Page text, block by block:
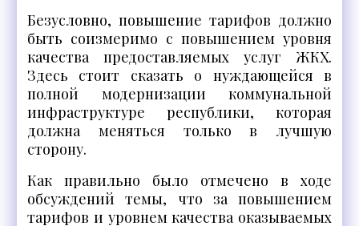
Безусловно, повышение тарифов должно
быть соизмеримо с повышением уровня
качества предоставляемых услуг ЖКХ.
Здесь стоит сказать о нуждающейся в
полной модернизации коммунальной
инфраструктуре республики, которая
должна меняться только в лучшую
сторону.
Как правильно было отмечено в ходе
обсуждений темы, что за повышением
тарифов и уровнем качества оказываемых